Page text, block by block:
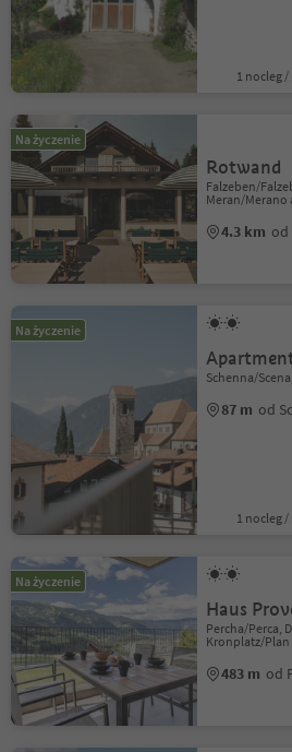
1 nocleg
Na życzenie
Rotwand
Falzeben/
Meran/
4.3 km
Na życzenie
Schenna/
87 m od
1 nocleg
Na życzenie
Haus
Percha/Perca,
Kronplatz/Plan
483 m od